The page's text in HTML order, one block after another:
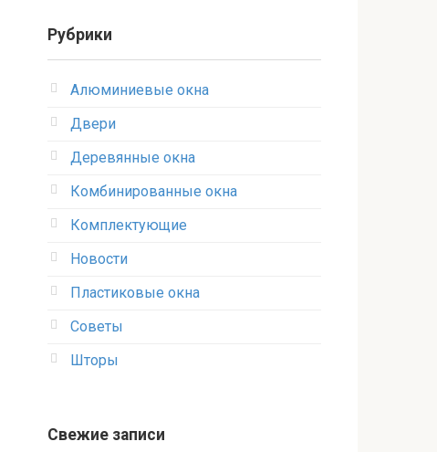
Рубрики
Алюминиевые окна
Двери
Деревянные окна
Комбинированные окна
Комплектующие
Новости
Пластиковые окна
Советы
Шторы
Свежие записи